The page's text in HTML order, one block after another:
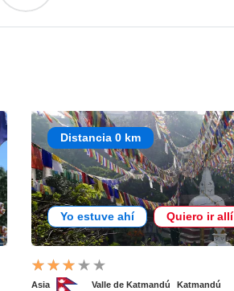
Distancia 0 km
Yo estuve ahí Quiero ir allí
Asia Valle de Katmandú Katmandú